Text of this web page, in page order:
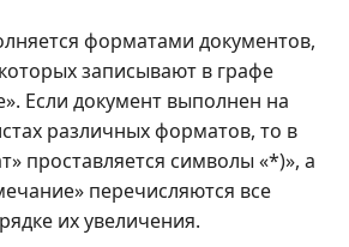
форматами документов,
записывают в графе
Если документ выполнен на
различных форматов, то в
проставляется символы «*)», а
перечисляются все
их увеличения.